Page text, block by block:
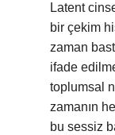
Latent
bir çekim
zaman
ifade
toplumsal
zamanın
bu sessiz